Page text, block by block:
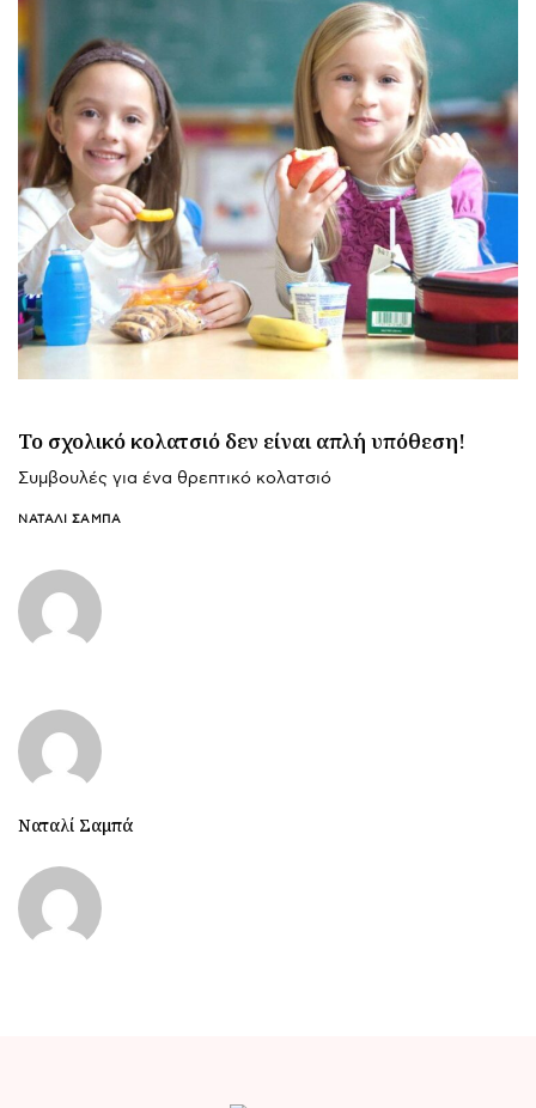
Το σχολικό κολατσιό δεν είναι απλή υπόθεση!
Συμβουλές για ένα θρεπτικό κολατσιό
ΝΑΤΑΛΊ ΣΑΜΠΆ
Ναταλί Σαμπά